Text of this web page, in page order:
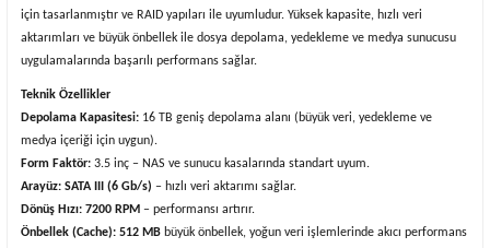
için tasarlanmıştır ve RAID yapıları ile uyumludur. Yüksek kapasite, hızlı veri
aktarımları ve büyük önbellek ile dosya depolama, yedekleme ve medya sunucusu
uygulamalarında başarılı performans sağlar.
Teknik Özellikler
Depolama Kapasitesi: 16 TB geniş depolama alanı (büyük veri, yedekleme ve
medya içeriği için uygun).
Form Faktör: 3.5 inç – NAS ve sunucu kasalarında standart uyum.
Arayüz: SATA III (6 Gb/s) – hızlı veri aktarımı sağlar.
Dönüş Hızı: 7200 RPM – performansı artırır.
Önbellek (Cache): 512 MB büyük önbellek, yoğun veri işlemlerinde akıcı performans